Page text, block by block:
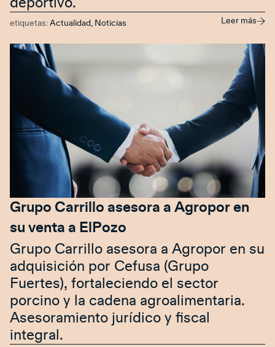
deportivo.
etiquetas: Actualidad , Noticias Leer más
Grupo Carrillo asesora a Agropor en
su venta a ElPozo
Grupo Carrillo asesora a Agropor en su
adquisición por Cefusa (Grupo
Fuertes), fortaleciendo el sector
porcino y la cadena agroalimentaria.
Asesoramiento jurídico y fiscal
integral.